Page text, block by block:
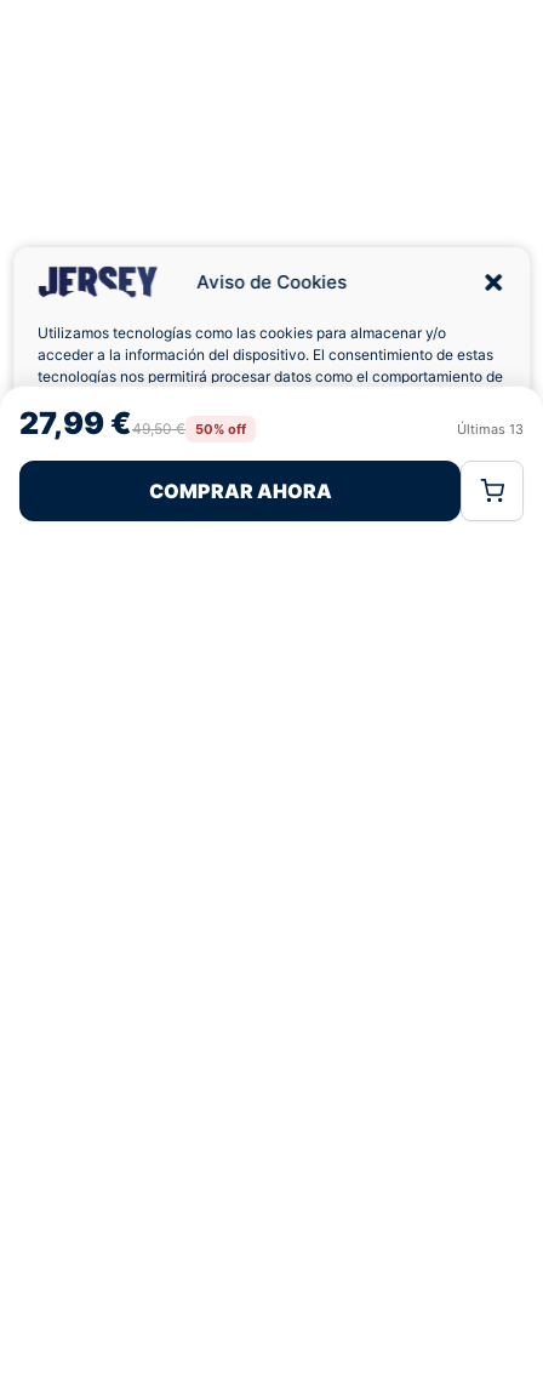
Aviso de Cookies
Utilizamos tecnologías como las cookies para almacenar y/o
acceder a la información del dispositivo. El consentimiento de estas
tecnologías nos permitirá procesar datos como el comportamiento de
retirar el consentimiento, puede afectar negativamente a ciertas
características y funciones.
Rechazar
Política de CookiesPolítica de Privacidad
27,99 €49,50 € 50% off Últimas 13
COMPRAR AHORA
Envíos a Domicilio Devolución 7 Días
Ofertas Sin Límites